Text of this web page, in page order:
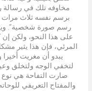
مخاوفه تلك في رسالة
برسم نفسه ثلاث مرات
رسم صورة شخصية”.
على هذا النحو، ولكن
المرئي، فإن هذا يثير
يبدو أن مغريت
لتخفي الوجه ولتخلق
صارت التفاحة هي
والمفتاح التعريفي